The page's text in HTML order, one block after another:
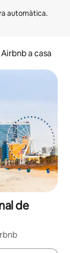
Airbnb a casa
de